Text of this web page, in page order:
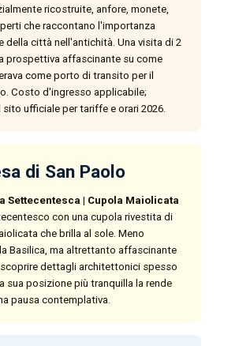
ricostruite, anfore, monete,
che raccontano l'importanza
della città nell'antichità. Una visita di 2
prospettiva affascinante su come
come porto di transito per il
Costo d'ingresso applicabile;
ufficiale per tariffe e orari 2026.
di San Paolo
Settecentesca | Cupola Maiolicata
con una cupola rivestita di
che brilla al sole. Meno
Basilica, ma altrettanto affascinante
scoprire dettagli architettonici spesso
sua posizione più tranquilla la rende
pausa contemplativa.